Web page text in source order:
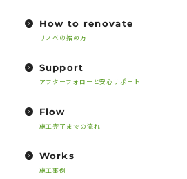
How to renovate
リノベの始め方
Support
アフターフォローと安心サポート
Flow
施工完了までの流れ
Works
施工事例